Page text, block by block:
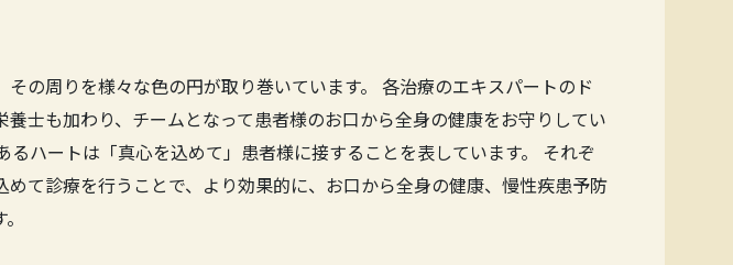
の周りを様々な色の円が取り巻いています。 各治療のエキスパートのド
士も加わり、チームとなって患者様のお口から全身の健康をお守りしてい
るハートは「真心を込めて」患者様に接することを表しています。 それぞ
て診療を行うことで、より効果的に、お口から全身の健康、慢性疾患予防